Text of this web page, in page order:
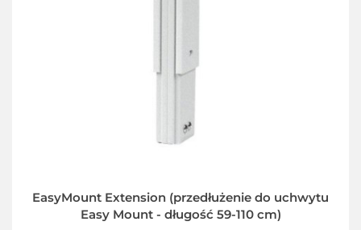
EasyMount Extension (przedłużenie do uchwytu
Easy Mount - długość 59-110 cm)